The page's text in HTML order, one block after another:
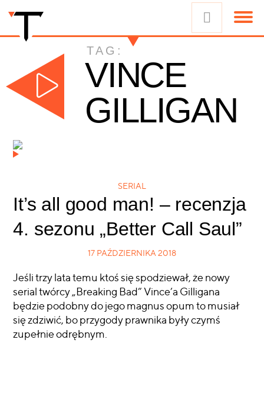
TAG:
VINCE
GILLIGAN
SERIAL
It’s all good man! – recenzja
4. sezonu „Better Call Saul”
17 PAŹDZIERNIKA 2018
Jeśli trzy lata temu ktoś się spodziewał, że nowy
serial twórcy „Breaking Bad” Vince’a Gilligana
będzie podobny do jego magnus opum to musiał
się zdziwić, bo przygody prawnika były czymś
zupełnie odrębnym.